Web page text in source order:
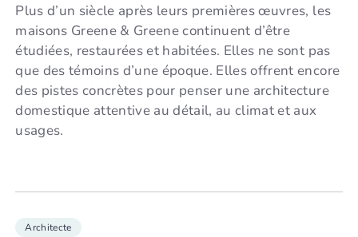
Plus d’un siècle après leurs premières œuvres, les
maisons Greene & Greene continuent d’être
étudiées, restaurées et habitées. Elles ne sont pas
que des témoins d’une époque. Elles offrent encore
des pistes concrètes pour penser une architecture
domestique attentive au détail, au climat et aux
usages.
Architecte